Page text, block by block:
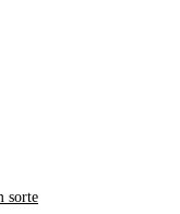
sorte